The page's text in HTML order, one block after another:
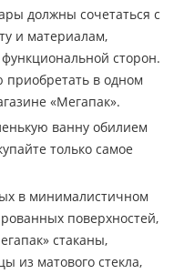
должны сочетаться с
и материалам,
сторон.
в одном
«Мегапак».
ванну обилием
только самое
в минималистичном
поверхностей,
стаканы,
из матового стекла,